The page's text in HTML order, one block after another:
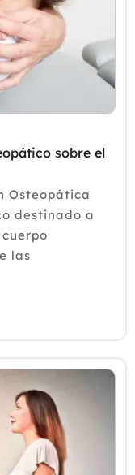
sobre el
Osteopática
destinado a
las